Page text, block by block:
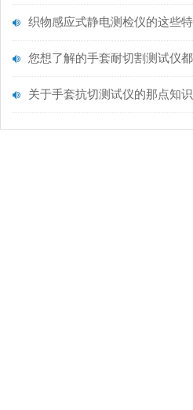
关于手套抗切测试仪的那点知识